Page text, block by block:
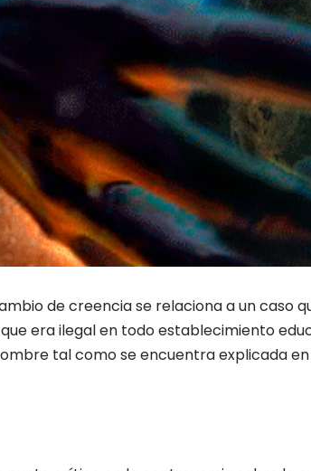
de creencia se relaciona a un caso
era ilegal en todo establecimiento
tal como se encuentra explicada